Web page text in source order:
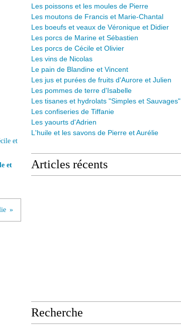
et
Les poissons et les moules de Pierre
Les moutons de Francis et Marie-Chantal
Les boeufs et veaux de Véronique et Didier
Les porcs de Marine et Sébastien
Les porcs de Cécile et Olivier
Les vins de Nicolas
L e pain de Blandine et Vincent
Les jus et purées de fruits d'Aurore et Julien
Les pommes de terre d'Isabelle
Les tisanes et hydrolats "Simples et Sauvages"
Les confiseries de Tiffanie
Les yaourts d'Adrien
L'huile et les savons de Pierre et Aurélie
Articles récents
Recherche